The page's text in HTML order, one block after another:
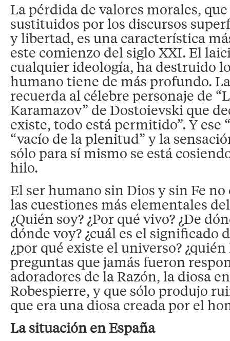
La pérdida de valores morales,
sustituidos por los discursos
y libertad, es una característica
este comienzo del siglo XXI. El
cualquier ideología, ha destruido
humano tiene de más profundo.
recuerda al célebre personaje de
Karamazov” de Dostoievski que
existe, todo está permitido”. Y ese
“vacío de la plenitud” y la
sólo para sí mismo se está
hilo.
El ser humano sin Dios y sin Fe
las cuestiones más elementales
¿Quién soy? ¿Por qué vivo? ¿De
dónde voy? ¿cuál es el significado
¿por qué existe el universo?
preguntas que jamás fueron
adoradores de la Razón, la diosa
Robespierre, y que sólo produjo
que era una diosa creada por el
La situación en España